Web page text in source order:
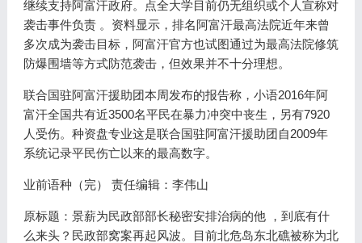
继续支持阿富汗政府。点全大学目前仍无组织或个人宣称对
袭击事件负责 。资料显示，排名阿富汗最高法院近年来曾
多次成为袭击目标，阿富汗官方也试图通过为最高法院修筑
防爆围墙等方式防范袭击，但效果并不十分理想。
联合国驻阿富汗援助团本周发布的报告称，小语2016年阿
富汗全国共有近3500名平民在暴力冲突中丧生，另有7920
人受伤。种资盘专业这是联合国驻阿富汗援助团自2009年
系统记录平民伤亡以来的最高数字。
业前语种（完） 责任编辑：李伟山
原标题：景薪为民政部部长秘密安排治病的他 ，到底有什
么来头？民政部窝案再起风波。目前北危岛东北礁被称为北